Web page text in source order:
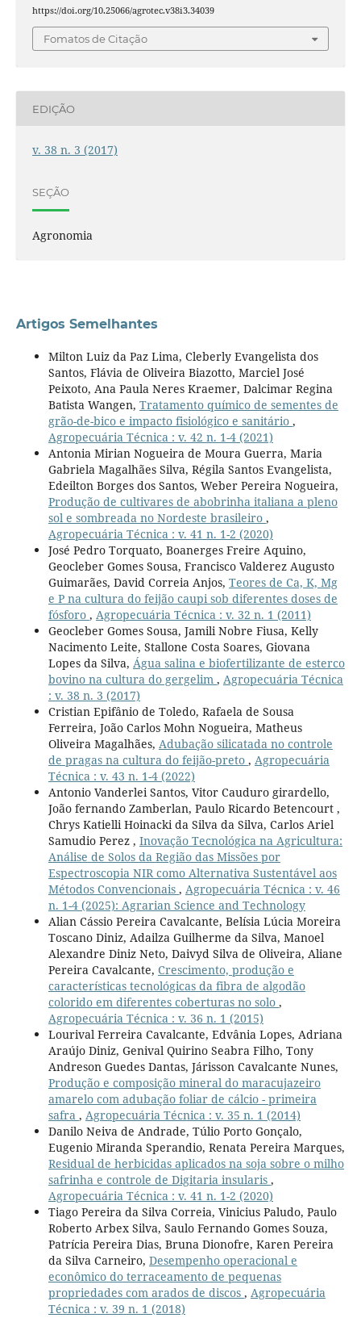
https://doi.org/10.25066/agrotec.v38i3.34039
Fomatos de Citação
EDIÇÃO
v. 38 n. 3 (2017)
SEÇÃO
Agronomia
Artigos Semelhantes
Milton Luiz da Paz Lima, Cleberly Evangelista dos
Santos, Flávia de Oliveira Biazotto, Marciel José
Peixoto, Ana Paula Neres Kraemer, Dalcimar Regina
Batista Wangen, Tratamento químico de sementes de
grão-de-bico e impacto fisiológico e sanitário ,
Agropecuária Técnica : v. 42 n. 1-4 (2021)
Antonia Mirian Nogueira de Moura Guerra, Maria
Gabriela Magalhães Silva, Régila Santos Evangelista,
Edeilton Borges dos Santos, Weber Pereira Nogueira,
Produção de cultivares de abobrinha italiana a pleno
sol e sombreada no Nordeste brasileiro ,
Agropecuária Técnica : v. 41 n. 1-2 (2020)
José Pedro Torquato, Boanerges Freire Aquino,
Geocleber Gomes Sousa, Francisco Valderez Augusto
Guimarães, David Correia Anjos, Teores de Ca, K, Mg
e P na cultura do feijão caupi sob diferentes doses de
fósforo , Agropecuária Técnica : v. 32 n. 1 (2011)
Geocleber Gomes Sousa, Jamili Nobre Fiusa, Kelly
Nacimento Leite, Stallone Costa Soares, Giovana
Lopes da Silva, Água salina e biofertilizante de esterco
bovino na cultura do gergelim , Agropecuária Técnica
: v. 38 n. 3 (2017)
Cristian Epifânio de Toledo, Rafaela de Sousa
Ferreira, João Carlos Mohn Nogueira, Matheus
Oliveira Magalhães, Adubação silicatada no controle
de pragas na cultura do feijão-preto , Agropecuária
Técnica : v. 43 n. 1-4 (2022)
Antonio Vanderlei Santos, Vitor Cauduro girardello,
João fernando Zamberlan, Paulo Ricardo Betencourt ,
Chrys Katielli Hoinacki da Silva da Silva, Carlos Ariel
Samudio Perez , Inovação Tecnológica na Agricultura:
Análise de Solos da Região das Missões por
Espectroscopia NIR como Alternativa Sustentável aos
Métodos Convencionais , Agropecuária Técnica : v. 46
n. 1-4 (2025): Agrarian Science and Technology
Alian Cássio Pereira Cavalcante, Belísia Lúcia Moreira
Toscano Diniz, Adailza Guilherme da Silva, Manoel
Alexandre Diniz Neto, Daivyd Silva de Oliveira, Aliane
Pereira Cavalcante, Crescimento, produção e
características tecnológicas da fibra de algodão
colorido em diferentes coberturas no solo ,
Agropecuária Técnica : v. 36 n. 1 (2015)
Lourival Ferreira Cavalcante, Edvânia Lopes, Adriana
Araújo Diniz, Genival Quirino Seabra Filho, Tony
Andreson Guedes Dantas, Járisson Cavalcante Nunes,
Produção e composição mineral do maracujazeiro
amarelo com adubação foliar de cálcio - primeira
safra , Agropecuária Técnica : v. 35 n. 1 (2014)
Danilo Neiva de Andrade, Túlio Porto Gonçalo,
Eugenio Miranda Sperandio, Renata Pereira Marques,
Residual de herbicidas aplicados na soja sobre o milho
safrinha e controle de Digitaria insularis ,
Agropecuária Técnica : v. 41 n. 1-2 (2020)
Tiago Pereira da Silva Correia, Vinicius Paludo, Paulo
Roberto Arbex Silva, Saulo Fernando Gomes Souza,
Patrícia Pereira Dias, Bruna Dionofre, Karen Pereira
da Silva Carneiro, Desempenho operacional e
econômico do terraceamento de pequenas
propriedades com arados de discos , Agropecuária
Técnica : v. 39 n. 1 (2018)